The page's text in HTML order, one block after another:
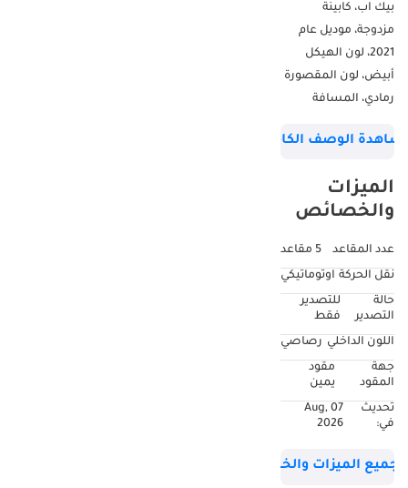
بيك اب، كابينة
مزدوجة، موديل عام
2021، لون الهيكل
أبيض، لون المقصورة
رمادي، المسافة
كم، قيادة باليد اليمنى،
تشغيل بالمفتاح، دفع
رباعي، نوافذ كهربائية،
مستعملة، مواصفات
أستراليا
الوصف الكامل
الميزات
والخصائص
عدد المقاعد
5 مقاعد
نقل الحركة اوتوماتيكي
حالة
التصدير
للتصدير
فقط
اللون الداخلي رصاصي
جهة
المقود
مقود
يمين
تحديث
في:
07 Aug,
2026
جميع الميزات والخصائص